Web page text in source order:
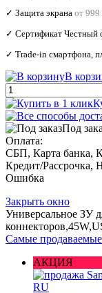
✓ Защита экрана от 999
✓ Сертификат Честный
✓ Trade‑in смартфона,
В
Под
Оплата:
СБП, Карта банка,
Кредит/Рассрочка,
Ошибка
Закрыть окно
Универсальное ЗУ
Самые
АКЦИЯ